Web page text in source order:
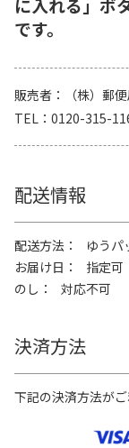
です。
販売者
（株）郵
TEL
0120-315-
配送情報
配送方法
ゆうパ
お届け日
指定可
のし
対応不可
決済方法
下記の決済方法がご